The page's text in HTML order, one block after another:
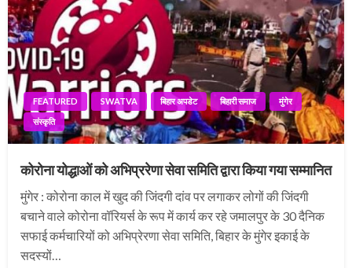
FEATURED SWATVA बिहार अपडेट बिहारी समाज
मुंगेर
संस्कृति
कोरोना योद्धाओं को अभिप्ररेणा सेवा समिति द्वारा किया गया सम्मानित
मुंगेर : कोरोना काल में खुद की जिंदगी दांव पर लगाकर लोगों की जिंदगी
बचाने वाले कोरोना वॉरियर्स के रूप में कार्य कर रहे जमालपुर के 30 दैनिक
सफाई कर्मचारियों को अभिप्रेरणा सेवा समिति, बिहार के मुंगेर इकाई के
सदस्यों…